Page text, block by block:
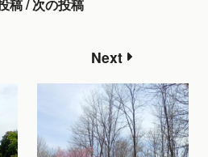
稿 / 次の投稿
Next